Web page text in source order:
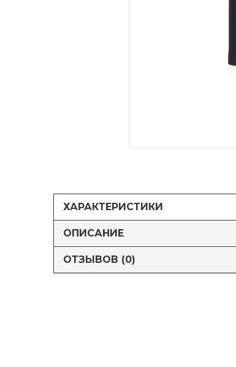
ХАРАКТЕРИСТИКИ
ОПИСАНИЕ
ОТЗЫВОВ (0)